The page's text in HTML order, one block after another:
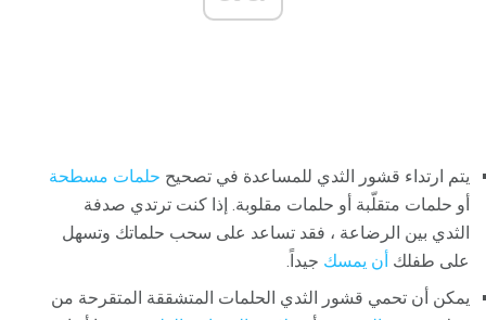
يتم ارتداء قشور الثدي للمساعدة في تصحيح حلمات مسطحة
أو حلمات متقلّبة أو حلمات مقلوبة. إذا كنت ترتدي صدفة
الثدي بين الرضاعة ، فقد تساعد على سحب حلماتك وتسهل
على طفلك أن يمسك جيداً.
يمكن أن تحمي قشور الثدي الحلمات المتشققة المتقرحة من